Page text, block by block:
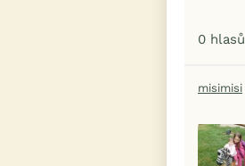
0 hlasů
misimisi